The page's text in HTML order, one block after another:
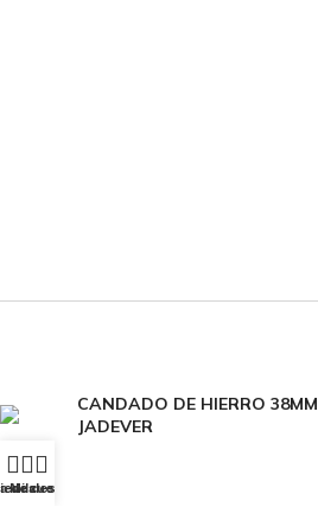
CANDADO DE HIERRO 38MM
JADEVER
de deseos
Mi cuenta